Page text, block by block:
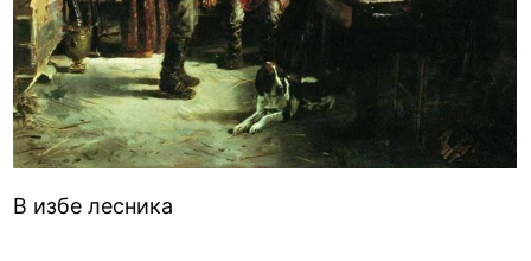
В избе лесника